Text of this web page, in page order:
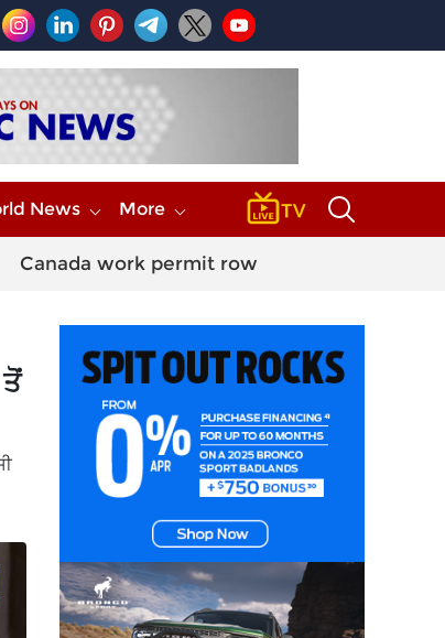
News More
Canada work permit row